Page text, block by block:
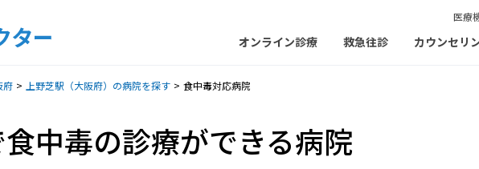
医療
オンライン診療 救急往診 カウンセリ
府 上野芝駅（大阪府）の病院を探す 食中毒対応病院
中毒の診療ができる病院